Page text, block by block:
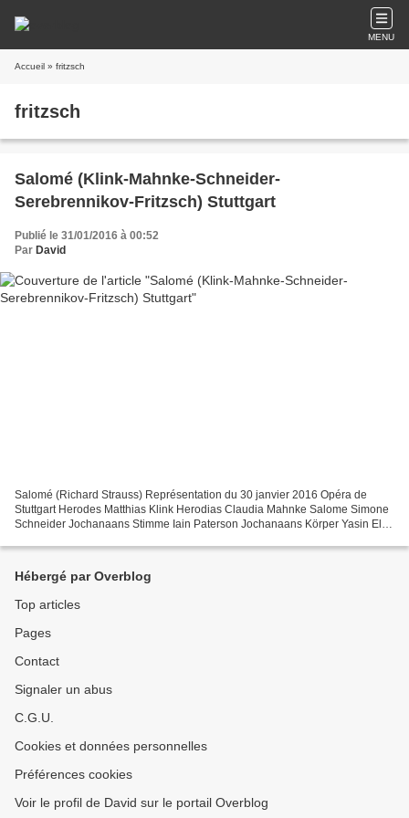
MENU
Accueil » fritzsch
fritzsch
Salomé (Klink-Mahnke-Schneider-
Serebrennikov-Fritzsch) Stuttgart
Publié le 31/01/2016 à 00:52
Par David
Salomé (Richard Strauss) Représentation du 30 janvier 2016 Opéra de
Stuttgart Herodes Matthias Klink Herodias Claudia Mahnke Salome Simone
Schneider Jochanaans Stimme Iain Paterson Jochanaans Körper Yasin El
Hébergé par Overblog
Top articles
Pages
Contact
Signaler un abus
C.G.U.
Cookies et données personnelles
Préférences cookies
Voir le profil de David sur le portail Overblog